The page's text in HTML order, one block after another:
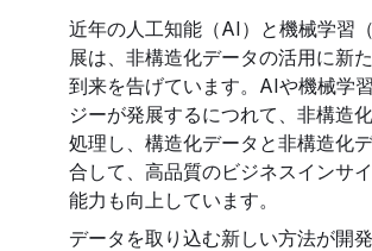
近年の人工知能（AI）と機械学習
展は、非構造化データの活用に新
到来を告げています。AIや機械学
ジーが発展するにつれて、非構造
処理し、構造化データと非構造化
合して、高品質のビジネスインサ
能力も向上しています。
データを取り込む新しい方法が開